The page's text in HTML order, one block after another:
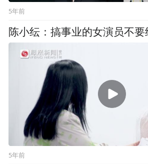
5年前
陈小纭：搞事业的女演员不要
5年前